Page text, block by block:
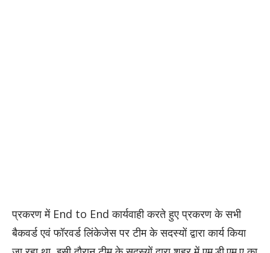
प्रकरण में End to End कार्यवाही करते हुए प्रकरण के सभी
बैकवर्ड एवं फॉरवर्ड लिंकेजेस पर टीम के सदस्यों द्वारा कार्य किया